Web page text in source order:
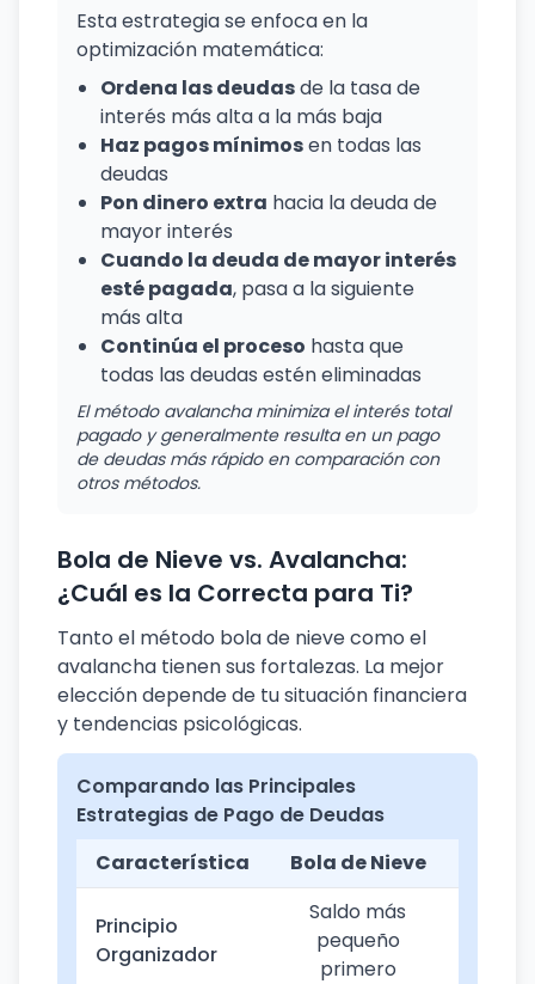
Esta estrategia se enfoca en la
optimización matemática:
Ordena las deudasde la tasa de
interés más alta a la más baja
Haz pagos mínimosen todas las
deudas
Pon dinero extra hacia la deuda de
mayor interés
Cuando la deuda de mayor interés
esté pagada, pasa a la siguiente
más alta
Continúa el proceso hasta que
todas las deudas estén eliminadas
El método avalancha minimiza el interés total
pagado y generalmente resulta en un pago
de deudas más rápido en comparación con
otros métodos.
Bola de Nieve vs. Avalancha:
¿Cuál es la Correcta para Ti?
Tanto el método bola de nieve como el
avalancha tienen sus fortalezas. La mejor
elección depende de tu situación financiera
y tendencias psicológicas.
Comparando las Principales
Estrategias de Pago de Deudas
Característica
Bola de Nieve
Principio
Organizador
Saldo más
pequeño
primero